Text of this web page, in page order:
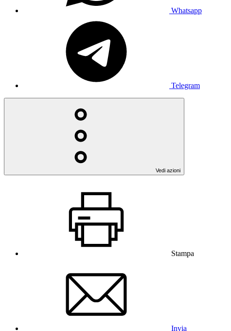
Whatsapp
Telegram
Vedi azioni
Stampa
Invia